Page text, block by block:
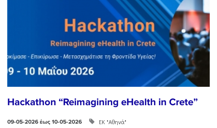
Hackathon “Reimagining eHealth in Crete”
09-05-2026 έως 10-05-2026 ΕΚ "Αθηνά"